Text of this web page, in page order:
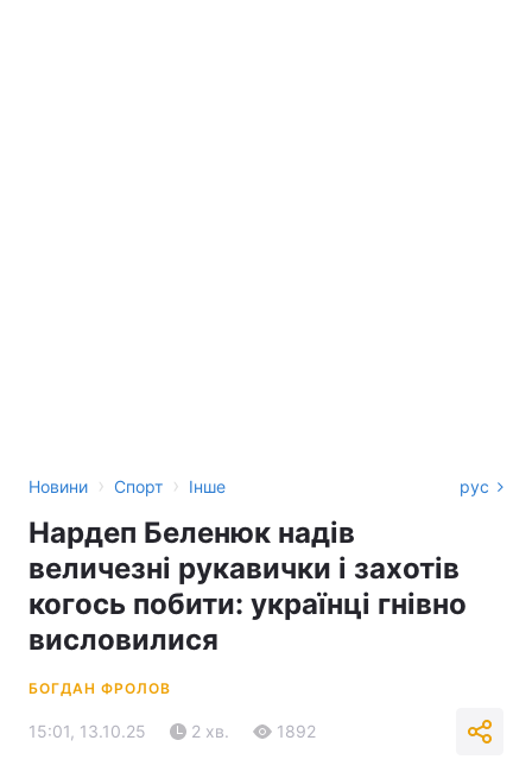
Новини › Спорт › Інше рус
Нардеп Беленюк надів
величезні рукавички і захотів
когось побити: українці гнівно
висловилися
БОГДАН ФРОЛОВ
15:01, 13.10.25 2 хв. 1892